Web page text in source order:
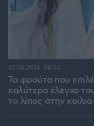
Τα φρούτα που
καλύτερο έλεγχο
το λίπος στην κοιλιά
07.08.2026, 08:32